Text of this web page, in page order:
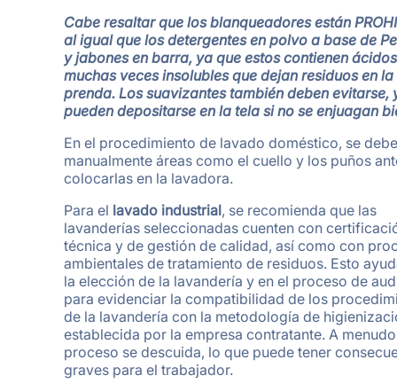
Cabe resaltar que los blanqueadores están
al igual que los detergentes en polvo a base de
y jabones en barra, ya que estos contienen
muchas veces insolubles que dejan residuos en la
prenda. Los suavizantes también deben evitarse,
pueden depositarse en la tela si no se enjuagan
En el procedimiento de lavado doméstico, se
manualmente áreas como el cuello y los puños
colocarlas en la lavadora.
Para el lavado industrial, se recomienda que las
lavanderías seleccionadas cuenten con
técnica y de gestión de calidad, así como con
ambientales de tratamiento de residuos. Esto
la elección de la lavandería y en el proceso de
para evidenciar la compatibilidad de los
de la lavandería con la metodología de
establecida por la empresa contratante. A
proceso se descuida, lo que puede tener
graves para el trabajador.